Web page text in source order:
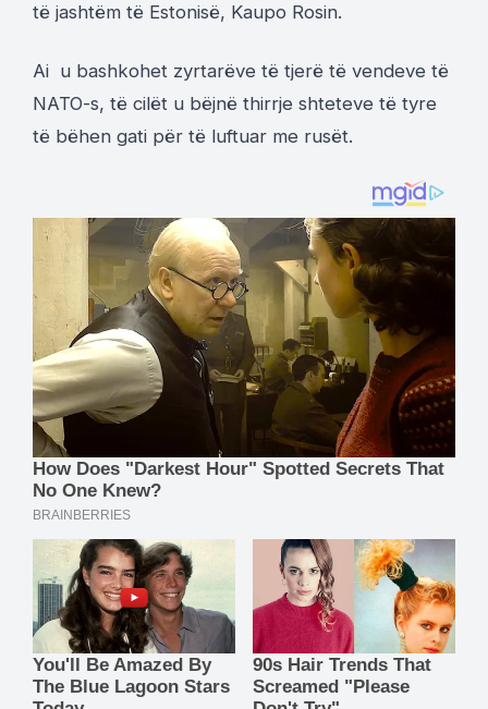
të jashtëm të Estonisë, Kaupo Rosin.
Ai u bashkohet zyrtarëve të tjerë të vendeve të
NATO-s, të cilët u bëjnë thirrje shteteve të tyre
të bëhen gati për të luftuar me rusët.